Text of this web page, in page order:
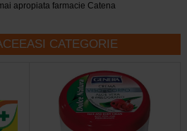
apropiata farmacie Catena
CATEGORIE